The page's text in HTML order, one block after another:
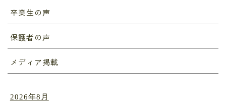
卒業生の声
保護者の声
メディア掲載
2026年8月